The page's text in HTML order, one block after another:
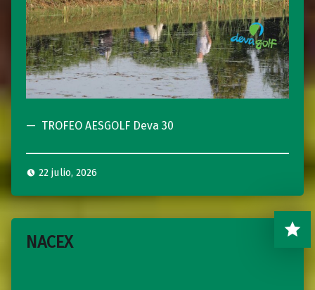
TROFEO AESGOLF Deva 30
22 julio, 2026
NACEX